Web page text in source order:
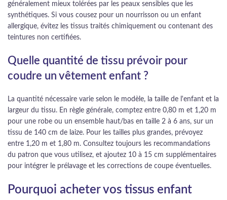
généralement mieux tolérées par les peaux sensibles que les
synthétiques. Si vous cousez pour un nourrisson ou un enfant
allergique, évitez les tissus traités chimiquement ou contenant des
teintures non certifiées.
Quelle quantité de tissu prévoir pour
coudre un vêtement enfant ?
La quantité nécessaire varie selon le modèle, la taille de l'enfant et la
largeur du tissu. En règle générale, comptez entre 0,80 m et 1,20 m
pour une robe ou un ensemble haut/bas en taille 2 à 6 ans, sur un
tissu de 140 cm de laize. Pour les tailles plus grandes, prévoyez
entre 1,20 m et 1,80 m. Consultez toujours les recommandations
du patron que vous utilisez, et ajoutez 10 à 15 cm supplémentaires
pour intégrer le prélavage et les corrections de coupe éventuelles.
Pourquoi acheter vos tissus enfant